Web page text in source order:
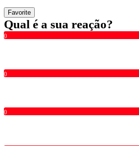
Favorite
Qual é a sua reação?
0
0
0